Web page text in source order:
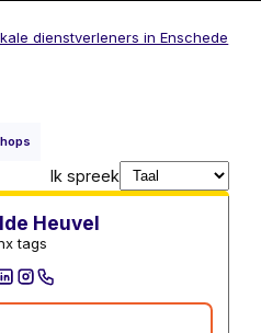
dienstverleners in Enschede
Ik spreek Online Shops
Heuvel
tags